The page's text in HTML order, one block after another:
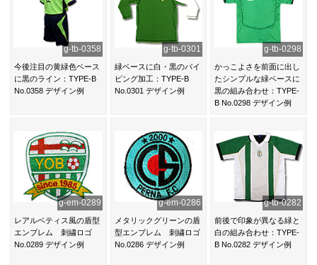
g-tb-0358
今後注目の黄緑色ベース
に黒のライン：TYPE-B
No.0358 デザイン例
g-tb-0301
緑ベースに白・黒のパイ
ピング加工：TYPE-B
No.0301 デザイン例
g-tb-0298
かっこよさを前面に出し
たシンプルな緑ベースに
黒の組み合わせ：TYPE-
B No.0298 デザイン例
g-em-0289
レアルベティス風の盾型
エンブレム 刺繍ロゴ
No.0289 デザイン例
g-em-0286
メタリックグリーンの盾
型エンブレム 刺繍ロゴ
No.0286 デザイン例
g-tb-0282
前後で印象が異なる緑と
白の組み合わせ：TYPE-
B No.0282 デザイン例